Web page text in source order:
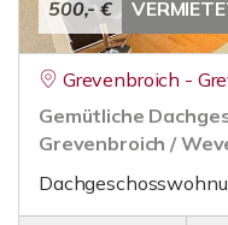
500,- €
Grevenbroich -
Gemütliche
Grevenbroich /